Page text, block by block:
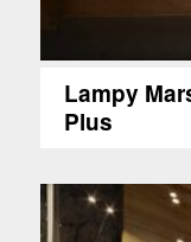
Lampy
Plus